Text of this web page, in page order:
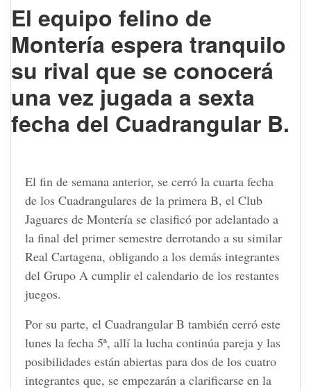
El equipo felino de
Montería espera tranquilo
su rival que se conocerá
una vez jugada a sexta
fecha del Cuadrangular B.
El fin de semana anterior, se cerró la cuarta fecha
de los Cuadrangulares de la primera B, el Club
Jaguares de Montería se clasificó por adelantado a
la final del primer semestre derrotando a su similar
Real Cartagena, obligando a los demás integrantes
del Grupo A cumplir el calendario de los restantes
juegos.
Por su parte, el Cuadrangular B también cerró este
lunes la fecha 5ª, allí la lucha continúa pareja y las
posibilidades están abiertas para dos de los cuatro
integrantes que, se empezarán a clarificarse en la